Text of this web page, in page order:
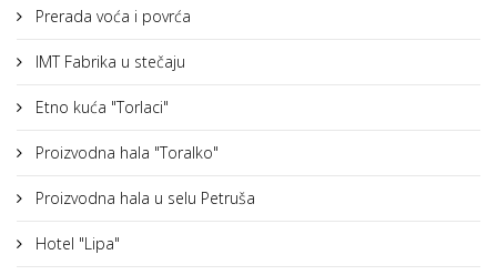
Prerada voća i povrća
IMT Fabrika u stečaju
Etno kuća "Torlaci"
Proizvodna hala "Toralko"
Proizvodna hala u selu Petruša
Hotel "Lipa"